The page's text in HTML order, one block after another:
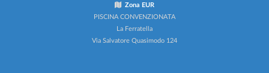
Zona EUR
PISCINA CONVENZIONATA
La Ferratella
Via Salvatore Quasimodo 124